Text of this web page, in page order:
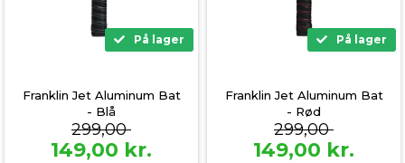
På lager
Franklin Jet Aluminum Bat
- Blå
299,00
149,00 kr.
På lager
Franklin Jet Aluminum Bat
- Rød
299,00
149,00 kr.